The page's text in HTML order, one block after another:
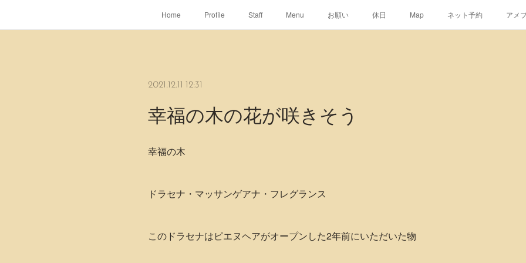
Home Profile Staff Menu お願い 休日 Map ネット予約 アメ
2021.12.11 12:31
幸福の木の花が咲きそう
幸福の木
ドラセナ・マッサンゲアナ・フレグランス
このドラセナはピエヌヘアがオープンした2年前にいただいた物